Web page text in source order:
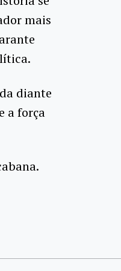
mais
diante
a força